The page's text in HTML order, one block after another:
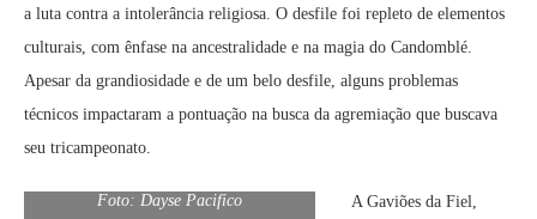
a luta contra a intolerância religiosa. O desfile foi repleto de elementos
culturais, com ênfase na ancestralidade e na magia do Candomblé.
Apesar da grandiosidade e de um belo desfile, alguns problemas
técnicos impactaram a pontuação na busca da agremiação que buscava
seu tricampeonato.
Foto: Dayse Pacifico
A Gaviões da Fiel,